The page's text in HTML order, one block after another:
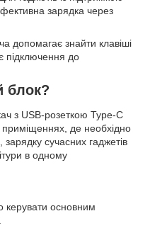
зарядка через
допомагає знайти клавіші
підключення до
блок?
з USB-розеткою Type-C
де необхідно
сучасних гаджетів
в одному
керувати основним